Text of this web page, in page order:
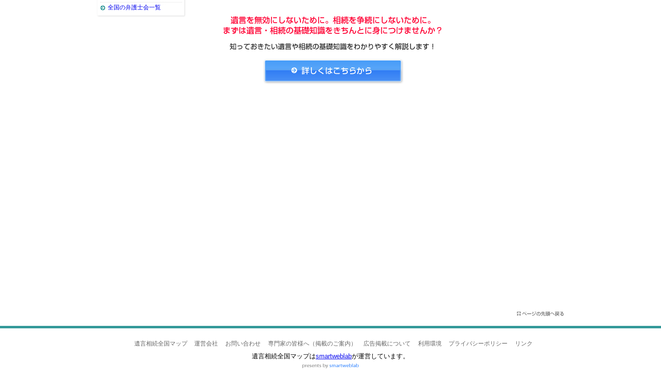
全国の弁護士会一覧
遺言相続全国マップ 運営会社 お問い合わせ 専門家の皆様へ（掲載のご案内） 広告掲載について 利用環境 プライバシーポリシー リンク
遺言相続全国マップはsmartweblabが運営しています。